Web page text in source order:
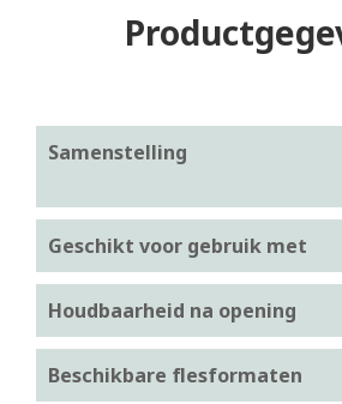
Samenstelling
Geschikt voor gebruik met
Houdbaarheid na opening
Beschikbare flesformaten